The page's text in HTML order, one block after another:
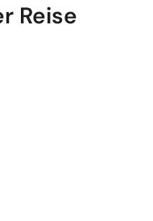
Reise